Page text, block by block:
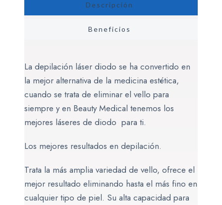
Descripción
Beneficios
La depilación láser diodo se ha convertido en
la mejor alternativa de la medicina estética,
cuando se trata de eliminar el vello para
siempre y en Beauty Medical tenemos los
mejores láseres de diodo para ti.
Los mejores resultados en depilación.
Trata la más amplia variedad de vello, ofrece el
mejor resultado eliminando hasta el más fino en
cualquier tipo de piel. Su alta capacidad para